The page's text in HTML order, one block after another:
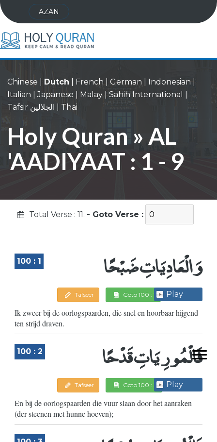
AZAN
Chinese Dutch French German Indonesian
Italian |Japanese Malay Sahih International
Tafsir الجلالين
Thai
Holy Quran » AL
'AADIYAAT : 1 - 9
Total Verse : 11. - Goto Verse :
100 : 1 وَالْعَادِيَاتِ ضَبْحًا
Tafseer Goto 100 : 1 Play
Ik zweer bij de oorlogspaarden, die snel en hoorbaar hijgend
ten strijd draven.
100 : 2 فَالْمُورِيَاتِ قَدْحًا
Tafseer Goto 100 : 2 Play
En bij de oorlogspaarden die vuur slaan door het aanraken
(der steenen met hunne hoeven);